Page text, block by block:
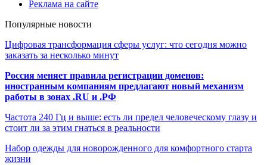
Реклама на сайте
Популярные новости
Цифровая трансформация сферы услуг: что сегодня можно
заказать за несколько минут
Россия меняет правила регистрации доменов:
иностранным компаниям предлагают новый механизм
работы в зонах .RU и .РФ
Частота 240 Гц и выше: есть ли предел человеческому глазу и
стоит ли за этим гнаться в реальности
Набор одежды для новорожденного для комфортного старта
жизни